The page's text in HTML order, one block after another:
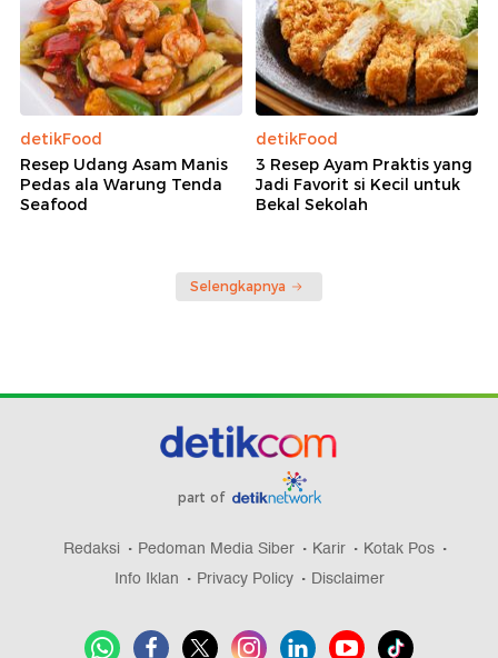
detikFood
Resep Udang Asam Manis
Pedas ala Warung Tenda
Seafood
detikFood
3 Resep Ayam Praktis yang
Jadi Favorit si Kecil untuk
Bekal Sekolah
Selengkapnya
part of
Redaksi Pedoman Media Siber Karir
Kotak Pos
Info Iklan
Privacy Policy Disclaimer